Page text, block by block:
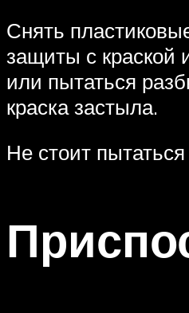
Снять
защиты с краской
или пытаться
краска застыла.
Не стоит